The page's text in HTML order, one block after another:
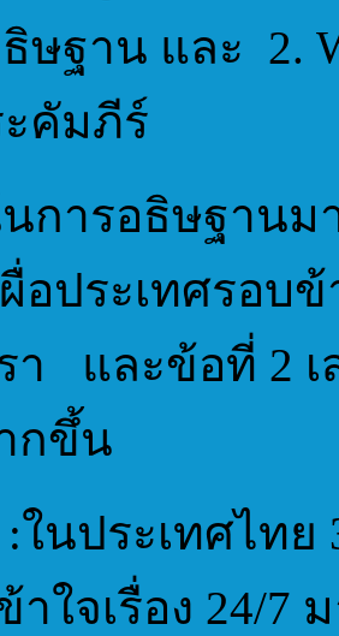
ษฐาน และ 2.
คัมภีร์
การอธิษฐานม
อประเทศรอบ
า และข้อที่ 2 เ
กขึ้น
ในประเทศไท
าใจเรื่อง 24/